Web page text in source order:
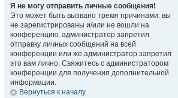
Я не могу отправить личные сообщения!
Это может быть вызвано тремя причинами: вы
не зарегистрированы и/или не вошли на
конференцию, администратор запретил
отправку личных сообщений на всей
конференции или же администратор запретил
это вам лично. Свяжитесь с администратором
конференции для получения дополнительной
информации.
Вернуться к началу